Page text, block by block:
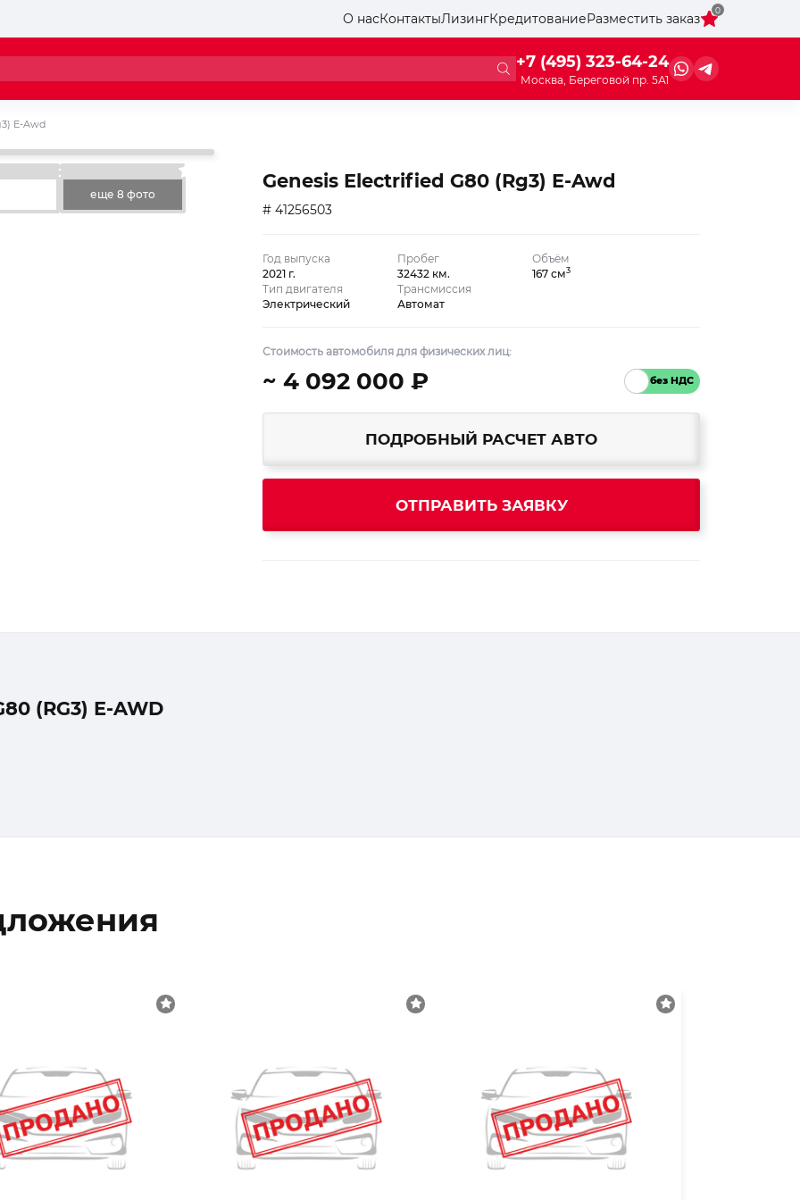
О насКонтактыЛизингКредитованиеРазместить заказ
0
+7 (495) 323-64-24
Москва, Береговой пр. 5А1
E-Awd
еще 8 фото
Genesis Electrified G80 (Rg3) E-Awd
# 41256503
Год выпуска
2021 г.
Пробег
32432 км.
Объём
167 см3
Тип двигателя
Электрический
Трансмиссия
Автомат
Стоимость автомобиля для физических лиц:
~ 4 092 000 ₽
ПОДРОБНЫЙ РАСЧЕТ АВТО
ОТПРАВИТЬ ЗАЯВКУ
(RG3) E-AWD